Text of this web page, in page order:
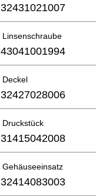
32431021007
Linsenschraube
43041001994
Deckel
32427028006
Druckstück
31415042008
Gehäuseeinsatz
32414083003